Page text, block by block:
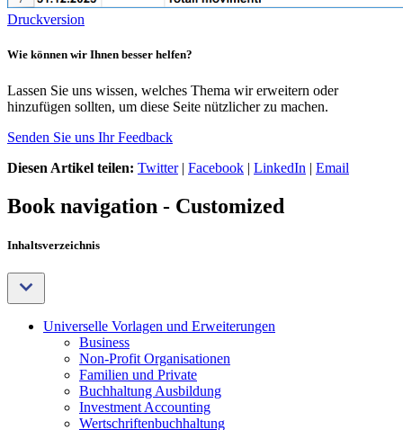
Druckversion
Wie können wir Ihnen besser helfen?
Lassen Sie uns wissen, welches Thema wir erweitern oder
hinzufügen sollten, um diese Seite nützlicher zu machen.
Senden Sie uns Ihr Feedback
Diesen Artikel teilen: Twitter| Facebook | LinkedIn | Email
Book navigation - Customized
Inhaltsverzeichnis
Universelle Vorlagen und Erweiterungen
Business
Non-Profit Organisationen
Familien und Private
Buchhaltung Ausbildung
Investment Accounting
Wertschriftenbuchhaltung